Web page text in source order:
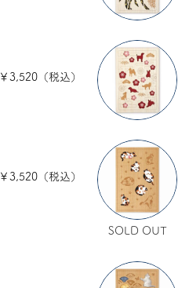
￥3,520（税込）
SOLD OUT
￥3,520（税込）